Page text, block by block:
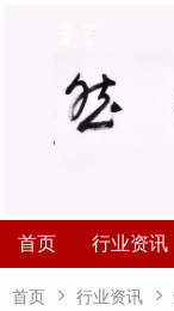
首页 行业资讯
首页  行业资讯 